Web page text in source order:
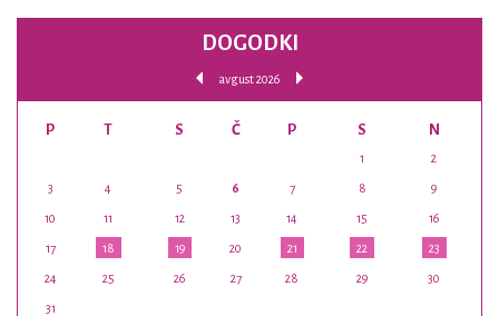
DOGODKI
avgust 2026
P T S Č P S N
1 2
3 4 5 6 7 8 9
10 11 12 13 14 15 16
17 18 19 20 21 22 23
24 25 26 27 28 29 30
31